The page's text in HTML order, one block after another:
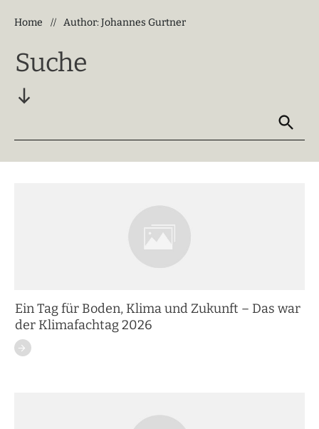
Home // Author: Johannes Gurtner
Suche
Ein Tag für Boden, Klima und Zukunft – Das war
der Klimafachtag 2026